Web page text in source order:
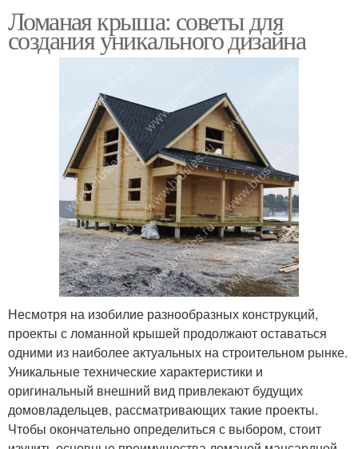
Ломаная крыша: советы для
создания уникального дизайна
Несмотря на изобилие разнообразных конструкций,
проекты с ломанной крышей продолжают оставаться
одними из наиболее актуальных на строительном рынке.
Уникальные технические характеристики и
оригинальный внешний вид привлекают будущих
домовладельцев, рассматривающих такие проекты.
Чтобы окончательно определиться с выбором, стоит